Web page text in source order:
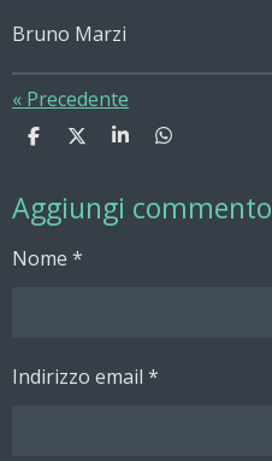
Bruno Marzi
« Precedente
C
d
i
i
C
d
i
i
C
d
i
C
d
i
Aggiungi commento
Nome *
Indirizzo email *